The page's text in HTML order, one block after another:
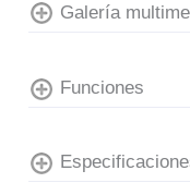
Galería
Funciones